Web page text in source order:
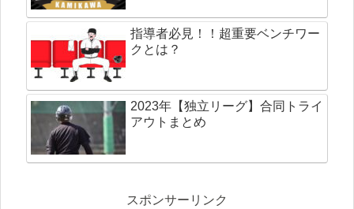
指導者必見！！超重要ベンチワー
クとは？
2023年【独立リーグ】合同トライ
アウトまとめ
スポンサーリンク